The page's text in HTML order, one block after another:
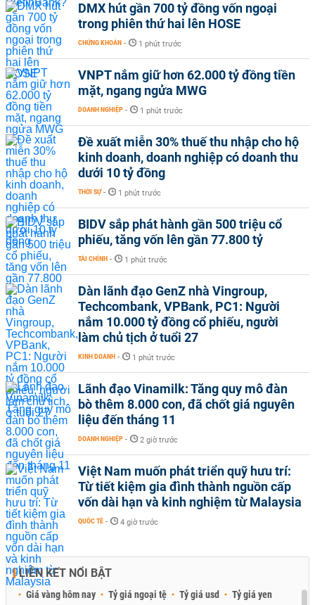
DMX hút gần 700 tỷ đồng vốn ngoại
trong phiên thứ hai lên HOSE
CHỨNG KHOÁN - 1 phút trước
VNPT nắm giữ hơn 62.000 tỷ đồng tiền
mặt, ngang ngửa MWG
DOANH NGHIỆP - 1 phút trước
Đề xuất miễn 30% thuế thu nhập cho hộ
kinh doanh, doanh nghiệp có doanh thu
dưới 10 tỷ đồng
THỜI SỰ - 1 phút trước
BIDV sắp phát hành gần 500 triệu cổ
phiếu, tăng vốn lên gần 77.800 tỷ
TÀI CHÍNH - 1 phút trước
Dàn lãnh đạo GenZ nhà Vingroup,
Techcombank, VPBank, PC1: Người
nắm 10.000 tỷ đồng cổ phiếu, người
làm chủ tịch ở tuổi 27
KINH DOANH - 1 phút trước
Lãnh đạo Vinamilk: Tăng quy mô đàn
bò thêm 8.000 con, đã chốt giá nguyên
liệu đến tháng 11
DOANH NGHIỆP - 2 giờ trước
Việt Nam muốn phát triển quỹ hưu trí:
Từ tiết kiệm gia đình thành nguồn cấp
vốn dài hạn và kinh nghiệm từ Malaysia
QUỐC TẾ - 4 giờ trước
LIÊN KẾT NỔI BẬT
Giá vàng hôm nay Tỷ giá ngoại tệ Tỷ giá usd Tỷ giá yen